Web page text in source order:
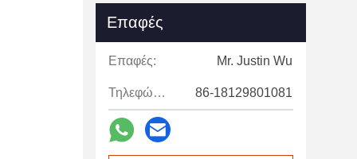
Επαφές
Επαφές: Mr. Justin Wu
Τηλεφώνημα: 86-18129801081